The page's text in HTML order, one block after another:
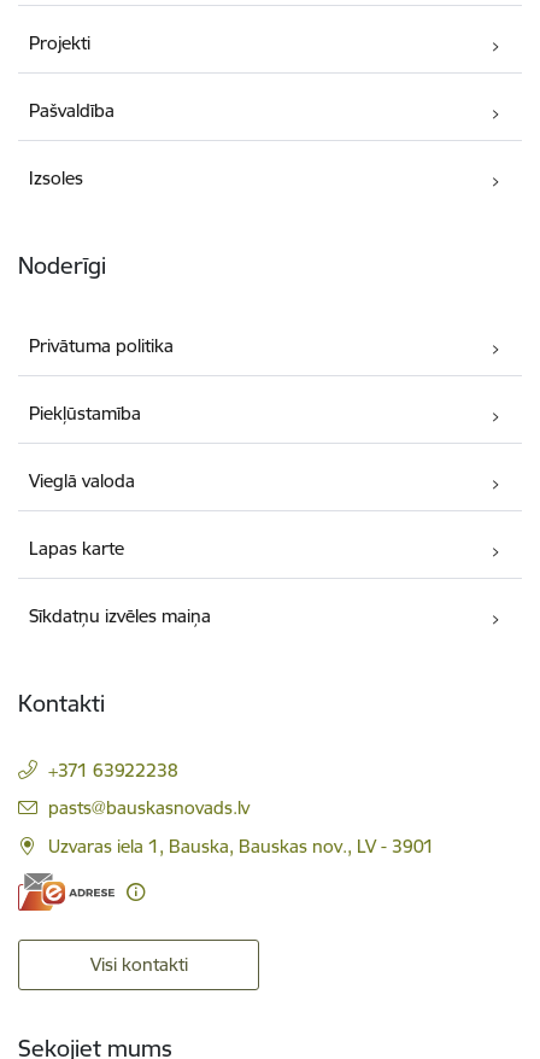
Projekti
Pašvaldība
Izsoles
Noderīgi
Privātuma politika
Piekļūstamība
Vieglā valoda
Lapas karte
Sīkdatņu izvēles maiņa
Kontakti
+371 63922238
E-pasts:
pasts@bauskasnovads.lv
Uzvaras iela 1, Bauska, Bauskas nov., LV - 3901
Visi kontakti
Sekojiet mums